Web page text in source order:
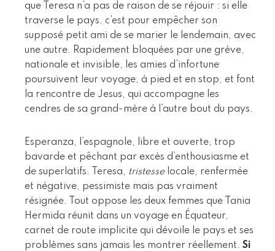
que Teresa n’a pas de raison de se réjouir : si elle
traverse le pays, c’est pour empêcher son
supposé petit ami de se marier le lendemain, avec
une autre. Rapidement bloquées par une grève,
nationale et invisible, les amies d’infortune
poursuivent leur voyage, à pied et en stop, et font
la rencontre de Jesus, qui accompagne les
cendres de sa grand-mère à l’autre bout du pays.
Esperanza, l’espagnole, libre et ouverte, trop
bavarde et pêchant par excès d’enthousiasme et
de superlatifs. Teresa, tristesselocale, renfermée
et négative, pessimiste mais pas vraiment
résignée. Tout oppose les deux femmes que Tania
Hermida réunit dans un voyage en Équateur,
carnet de route implicite qui dévoile le pays et ses
problèmes sans jamais les montrer réellement. Si